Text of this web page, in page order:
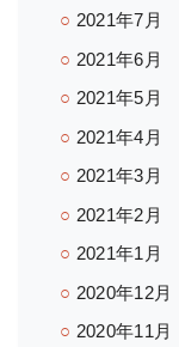
2021年7月
2021年6月
2021年5月
2021年4月
2021年3月
2021年2月
2021年1月
2020年12月
2020年11月